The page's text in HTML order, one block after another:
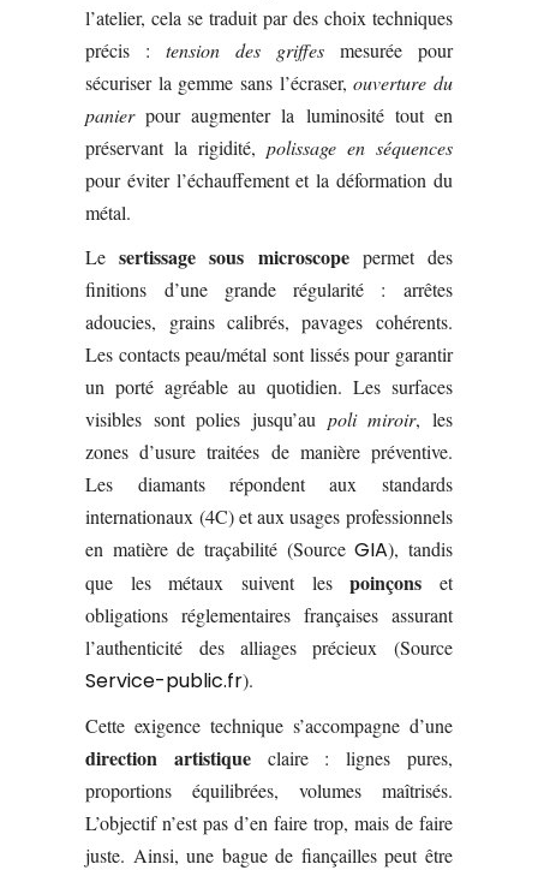
l’atelier, cela se traduit par des choix techniques
précis :tension des griffesmesurée pour
sécuriser la gemme sans l’écraser,ouverture du
panierpour augmenter la luminosité tout en
préservant la rigidité, polissage en séquences
pour éviter l’échauffement et la déformation du
métal.
Lesertissage sous microscopepermet des
finitions d’une grande régularité : arrêtes
adoucies, grains calibrés, pavages cohérents.
Les contacts peau/métal sont lissés pour garantir
un porté agréable au quotidien. Les surfaces
visibles sont polies jusqu’au poli miroir, les
zones d’usure traitées de manière préventive.
Les diamants répondent aux standards
internationaux (4C) et aux usages professionnels
en matière de traçabilité (SourceGIA), tandis
que les métaux suivent lespoinçons et
obligations réglementaires françaises assurant
l’authenticité des alliages précieux (Source
Service-public.fr).
Cette exigence technique s’accompagne d’une
direction artistique claire : lignes pures,
proportions équilibrées, volumes maîtrisés.
L’objectif n’est pas d’en faire trop, mais de faire
juste. Ainsi, une bague de fiançailles peut être